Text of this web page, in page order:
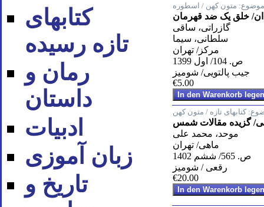
کتابهای
تازه رسیده
رمان و
داستان
ادبیات
زبان آموزی
تاریخ و
موضوع: متون کهن / اسطوره
خلق یک ضد قهرمان
گازراتی، ساقی
سلطانی، سیما
مرکز/ تهران
ص. 104/ اول 1399
جیب پالتویی/ شومیز
€5.00
کتابهای تازه / متون کهن
گزیده مقالات شمس
موحد، محمد علی
ماهی/ تهران
ص. 565/ ششم 1402
رقعی / شومیز
€20.00